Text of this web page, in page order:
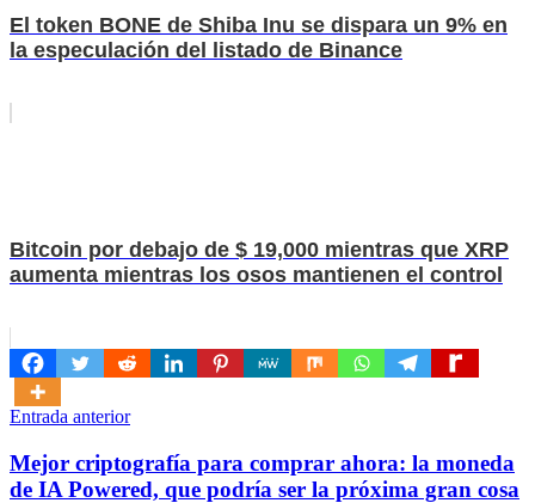
El token BONE de Shiba Inu se dispara un 9% en
la especulación del listado de Binance
Bitcoin por debajo de $ 19,000 mientras que XRP
aumenta mientras los osos mantienen el control
Navegación
de
entradas
Entrada anterior
Mejor criptografía para comprar ahora: la moneda
de IA Powered, que podría ser la próxima gran cosa